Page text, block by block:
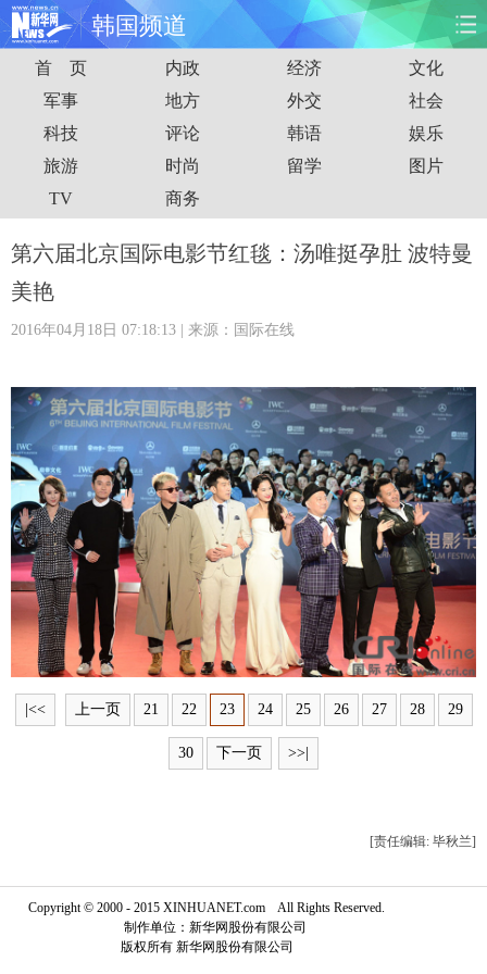
韩国频道
首页 时政 国际 财经
娱乐 体育 人事 教育
时尚 思客
港澳 台湾 华人 汽车
科技
旅游 健康 信息化 数据
金融 公益 军事 无人机
富媒体 摄影 新华广播
新华电视中文 新华电视英文 返回PC
首 页 内政 经济
文化
军事
地方 外交
社会
科技
评论 韩语
娱乐
旅游
时尚 留学
图片
TV
商务
第六届北京国际电影节红毯：汤唯挺孕肚 波特曼
美艳
2016年04月18日 07:18:13 | 来源：国际在线
|<< 上一页 21 22 23 24 25 26 27 28 29
30 下一页 >>|
[责任编辑: 毕秋兰]
Copyright © 2000 - 2015 XINHUANET.com All Rights Reserved.
制作单位：新华网股份有限公司
版权所有 新华网股份有限公司